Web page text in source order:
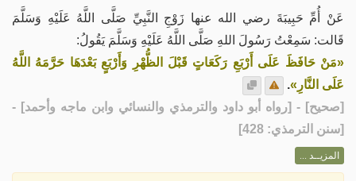
عَنْ أُمِّ حَبِيبَةَ رضي الله عنها زَوْجِ النَّبِيِّ صَلَّى اللَّهُ عَلَيْهِ وَسَلَّمَ
قَالت: سَمِعْتُ رَسُولَ اللهِ صَلَّى اللَّهُ عَلَيْهِ وَسَلَّمَ يَقُولُ:
«مَنْ حَافَظَ عَلَى أَرْبَعِ رَكَعَاتٍ قَبْلَ الظُّهْرِ وَأَرْبَعٍ بَعْدَهَا حَرَّمَهُ اللَّهُ
عَلَى النَّارِ».
[صحيح] - [رواه أبو داود والترمذي والنسائي وابن ماجه وأحمد] -
[سنن الترمذي: 428]
المزيــد ...